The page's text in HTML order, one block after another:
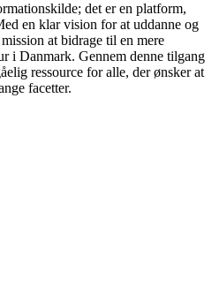
det er en platform,
en klar vision for at uddanne og
at bidrage til en mere
i Danmark. Gennem denne tilgang
ressource for alle, der ønsker at
facetter.